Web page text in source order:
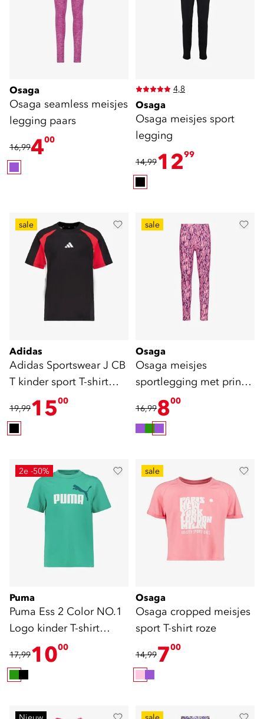
Osaga
Osaga seamless meisjes
legging paars
16,99400
4,8
Osaga
Osaga meisjes sport
legging
14,991299
sale
Adidas
Adidas Sportswear J CB
T kinder sport T-shirt
zwart rood
19,991500
sale
Osaga
Osaga meisjes
sportlegging met print
16,99800
2e -50%
Puma
Puma Ess 2 Color NO.1
Logo kinder T-shirt
groen
17,991000
sale
Osaga
Osaga cropped meisjes
sport T-shirt roze
14,99700